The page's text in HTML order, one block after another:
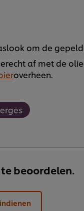
om de
af met de
overheen.
beoordelen.